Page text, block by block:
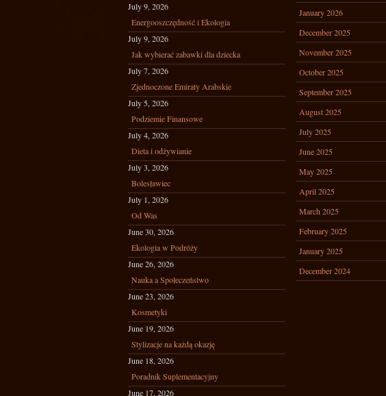
July 9, 2026
Energooszczędność i Ekologia
July 9, 2026
Jak wybierać zabawki dla dziecka
July 7, 2026
Zjednoczone Emiraty Arabskie
July 5, 2026
Podziemie Finansowe
July 4, 2026
Dieta i odżywianie
July 3, 2026
Bolesławiec
July 1, 2026
Od Was
June 30, 2026
Ekologia w Podróży
June 26, 2026
Nauka a Społeczeństwo
June 23, 2026
Kosmetyki
June 19, 2026
Stylizacje na każdą okazję
June 18, 2026
Poradnik Suplementacyjny
June 17, 2026
January 2026
December 2025
November 2025
October 2025
September 2025
August 2025
July 2025
June 2025
May 2025
April 2025
March 2025
February 2025
January 2025
December 2024